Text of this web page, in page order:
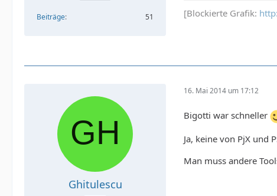
Beiträge 51 [Blockierte Grafik:
Ghitulescu
16. Mai 2014 um 17:12
Bigotti war schneller
Ja, keine von PjX und
Man muss andere